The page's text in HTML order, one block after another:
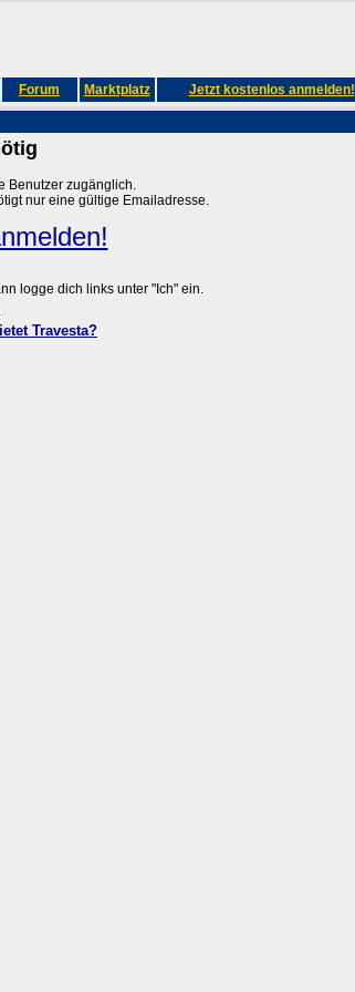
Forum Marktplatz Jetzt kostenlos anmelden!
Benutzer zugänglich.
nur eine gültige Emailadresse.
logge dich links unter "Ich" ein.
Travesta?